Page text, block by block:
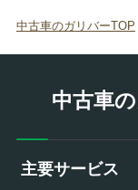
中古車のガリバーTOP
中古車
主要サービス